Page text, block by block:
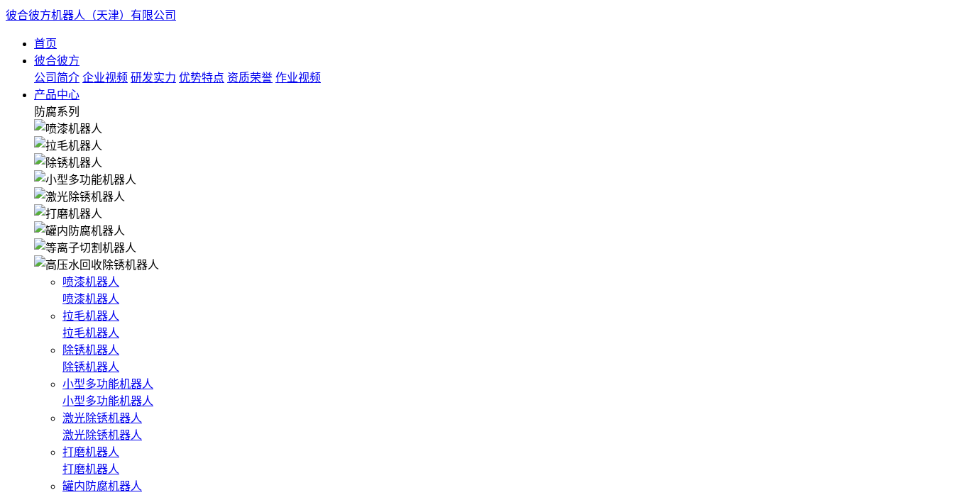
彼合彼方机器人（天津）有限公司
首页
彼合彼方
公司简介 企业视频 研发实力 优势特点 资质荣誉 作业视频
产品中心
防腐系列
喷漆机器人
喷漆机器人
拉毛机器人
拉毛机器人
除锈机器人
除锈机器人
小型多功能机器人
小型多功能机器人
激光除锈机器人
激光除锈机器人
打磨机器人
打磨机器人
罐内防腐机器人